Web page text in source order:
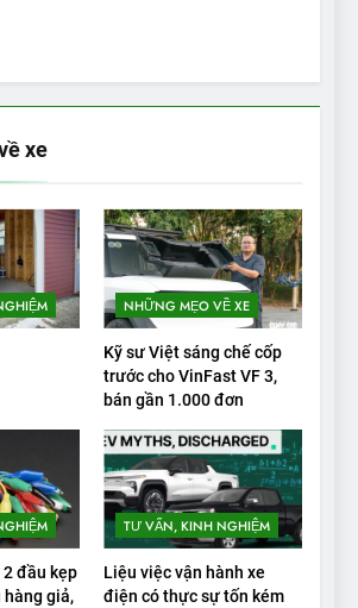
xe
NHỮNG MẸO VỀ XE
Kỹ sư Việt sáng chế cốp
trước cho VinFast VF 3,
bán gần 1.000 đơn
đầu kẹp
hàng giả,
TƯ VẤN, KINH NGHIỆM
Liệu việc vận hành xe
điện có thực sự tốn kém